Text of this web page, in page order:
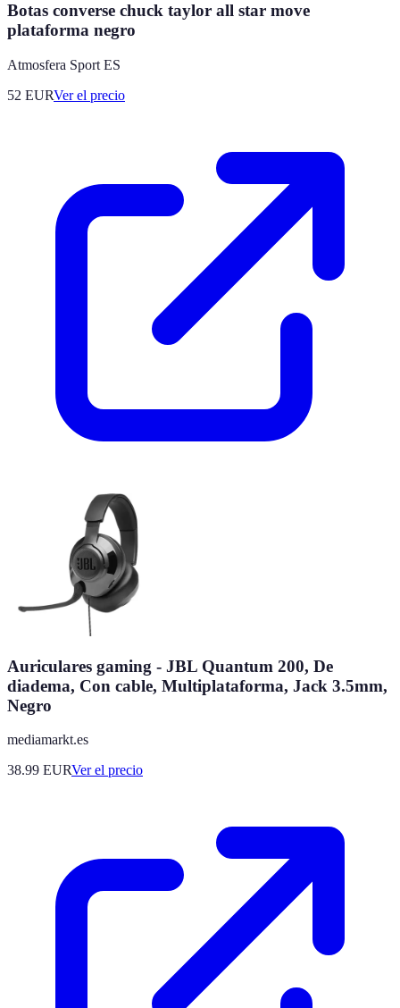
Botas converse chuck taylor all star move
plataforma negro
Atmosfera Sport ES
52 EURVer el precio
Auriculares gaming - JBL Quantum 200, De
diadema, Con cable, Multiplataforma, Jack 3.5mm,
Negro
mediamarkt.es
38.99 EURVer el precio